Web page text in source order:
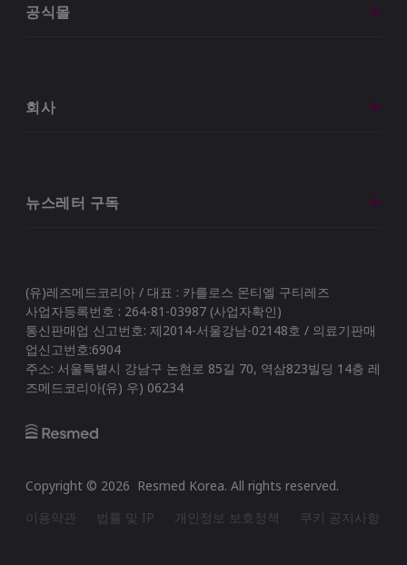
공식몰
회사
뉴스레터 구독
(유)레즈메드코리아 / 대표 : 카를로스 몬티엘 구티레즈
사업자등록번호 : 264-81-03987 (사업자확인)
통신판매업 신고번호: 제2014-서울강남-02148호 / 의료기판매
업신고번호:6904
주소: 서울특별시 강남구 논현로 85길 70, 역삼823빌딩 14층 레
즈메드코리아(유) 우) 06234
Copyright © 2026 Resmed Korea. All rights reserved.
이용약관
법률 및 IP 개인정보 보호정책 쿠키 공지사항